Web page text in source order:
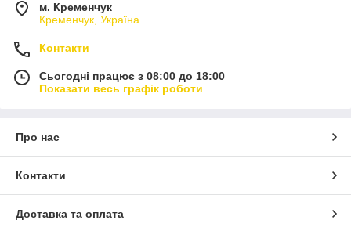
м. Кременчук
Кременчук, Україна
Контакти
Сьогодні працює з 08:00 до 18:00
Показати весь графік роботи
Про нас
Контакти
Доставка та оплата